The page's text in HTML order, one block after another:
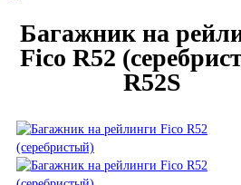
Багажник на
Fico R52
R52S